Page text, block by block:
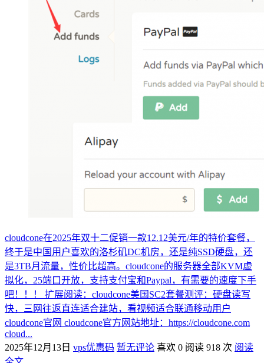
cloudcone在2025年双十二促销一款12.12美元/年的特价套餐，
终于是中国用户喜欢的洛杉矶DC机房，还是纯SSD硬盘，还
是3TB月流量，性价比超高。cloudcone的服务器全部KVM虚
拟化，25端口开放，支持支付宝和Paypal，有需要的速度下手
吧！！！ 扩展阅读：cloudcone美国SC2套餐测评：硬盘读写
快，三网往返直连适合建站，看视频适合联通移动用户
cloudcone官网 cloudcone官方网站地址：https://cloudcone.com
cloud...
2025年12月13日 vps优惠码 暂无评论 喜欢 0 阅读 918 次 阅读